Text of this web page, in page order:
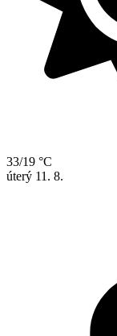
33/19 °C
úterý 11. 8.